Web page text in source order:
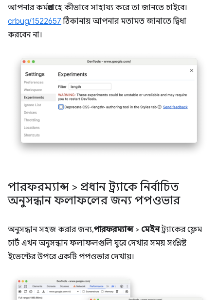
আপনার কর্মপ্রবাহে কীভাবে সাহায্য করে তা জানতে চাইবে।
crbug/1522657 ঠিকানায় আপনার মতামত জানাতে দ্বিধা
করবেন না।
পারফরম্যান্স > প্রধান ট্র্যাকে নির্বাচিত
অনুসন্ধান ফলাফলের জন্য পপওভার
অনুসন্ধান সহজ করার জন্য,পারফরম্যান্স> মেইনট্র্যাকের ফ্লেম
চার্ট এখন অনুসন্ধান ফলাফলগুলি ঘুরে দেখার সময় সংশ্লিষ্ট
ইভেন্টের উপরে একটি পপওভার দেখায়।